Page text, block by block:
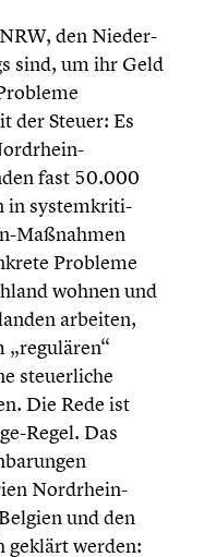
den Nieder­
sind, um ihr Geld
der Steuer: Es
fast 50.000
in system­kri­ti­
Maßnahmen
Probleme
wohnen und
arbeiten,
„regulären“
steuer­li­che
Die Rede ist
Regel. Das
Nordrhein-
und den
geklärt werden: